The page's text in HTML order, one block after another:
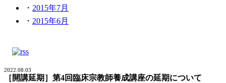
2015年7月
2015年6月
2022.08.03
［開講延期］第4回臨床宗教師養成講座の延期について